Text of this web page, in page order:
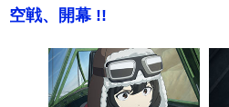
空戦、開幕 !!